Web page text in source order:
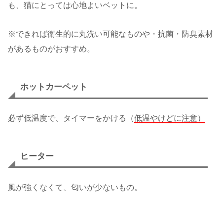
も、猫にとっては心地よいベットに。
※できれば衛生的に丸洗い可能なものや・抗菌・防臭素材
があるものがおすすめ。
ホットカーペット
必ず低温度で、タイマーをかける（低温やけどに注意）
ヒーター
風が強くなくて、匂いが少ないもの。